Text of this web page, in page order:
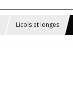
Licols et longes